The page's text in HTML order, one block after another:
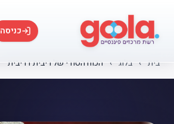
כניסה
בית › בלוג › הכוח הסודי של ריבית דריבית